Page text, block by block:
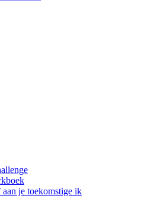
je toekomstige ik